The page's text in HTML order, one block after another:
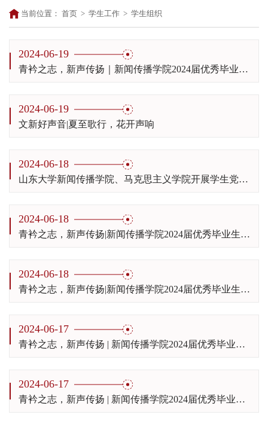
当前位置： 首页 > 学生工作 > 学生组织
2024-06-19
青衿之志，新声传扬｜新闻传播学院2024届优秀毕业生杜宇凡： 我只做我自己
2024-06-19
文新好声音|夏至歌行，花开声响
2024-06-18
山东大学新闻传播学院、马克思主义学院开展学生党支部共建活动
2024-06-18
青衿之志，新声传扬|新闻传播学院2024届优秀毕业生徐少磊：点进来看三观超正的松弛感文案
2024-06-18
青衿之志，新声传扬|新闻传播学院2024届优秀毕业生王雪迪：“生命会找到自己的出路”
2024-06-17
青衿之志，新声传扬 | 新闻传播学院2024届优秀毕业生陈婉燕：穷且益坚，不坠青云之志
2024-06-17
青衿之志，新声传扬 | 新闻传播学院2024届优秀毕业生张嘉梁：成长是一个进行时态